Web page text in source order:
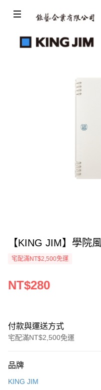
【KING JIM】學院
宅配滿NT$2,500免運
NT$280
付款與運送方式
宅配滿NT$2,500免運
信用卡一次付款
品牌
KING JIM